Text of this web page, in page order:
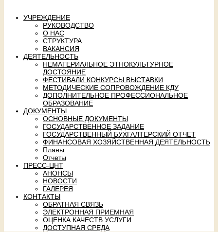
УЧРЕЖДЕНИЕ
РУКОВОДСТВО
О НАС
СТРУКТУРА
ВАКАНСИЯ
ДЕЯТЕЛЬНОСТЬ
НЕМАТЕРИАЛЬНОЕ ЭТНОКУЛЬТУРНОЕ
ДОСТОЯНИЕ
ФЕСТИВАЛИ КОНКУРСЫ ВЫСТАВКИ
МЕТОДИЧЕСКИЕ СОПРОВОЖДЕНИЕ КДУ
ДОПОЛНИТЕЛЬНОЕ ПРОФЕССИОНАЛЬНОЕ
ОБРАЗОВАНИЕ
ДОКУМЕНТЫ
ОСНОВНЫЕ ДОКУМЕНТЫ
ГОСУДАРСТВЕННОЕ ЗАДАНИЕ
ГОСУДАРСТВЕННЫЙ БУХГАЛТЕРСКИЙ ОТЧЕТ
ФИНАНСОВАЯ ХОЗЯЙСТВЕННАЯ ДЕЯТЕЛЬНОСТЬ
Планы
Отчеты
ПРЕСС-ЦНТ
АНОНСЫ
НОВОСТИ
ГАЛЕРЕЯ
КОНТАКТЫ
ОБРАТНАЯ СВЯЗЬ
ЭЛЕКТРОННАЯ ПРИЕМНАЯ
ОЦЕНКА КАЧЕСТВ УСЛУГИ
ДОСТУПНАЯ СРЕДА